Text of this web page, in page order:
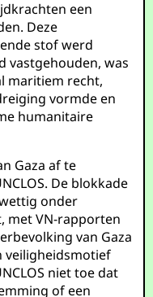
een
Deze
stof werd
vastgehouden, was
maritiem recht,
vormde en
humanitaire
Gaza af te
De blokkade
onder
met VN-rapporten
van Gaza
veiligheidsmotief
niet toe dat
of een